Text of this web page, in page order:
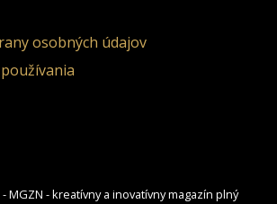
osobných údajov
MGZN - kreatívny a inovatívny magazín plný